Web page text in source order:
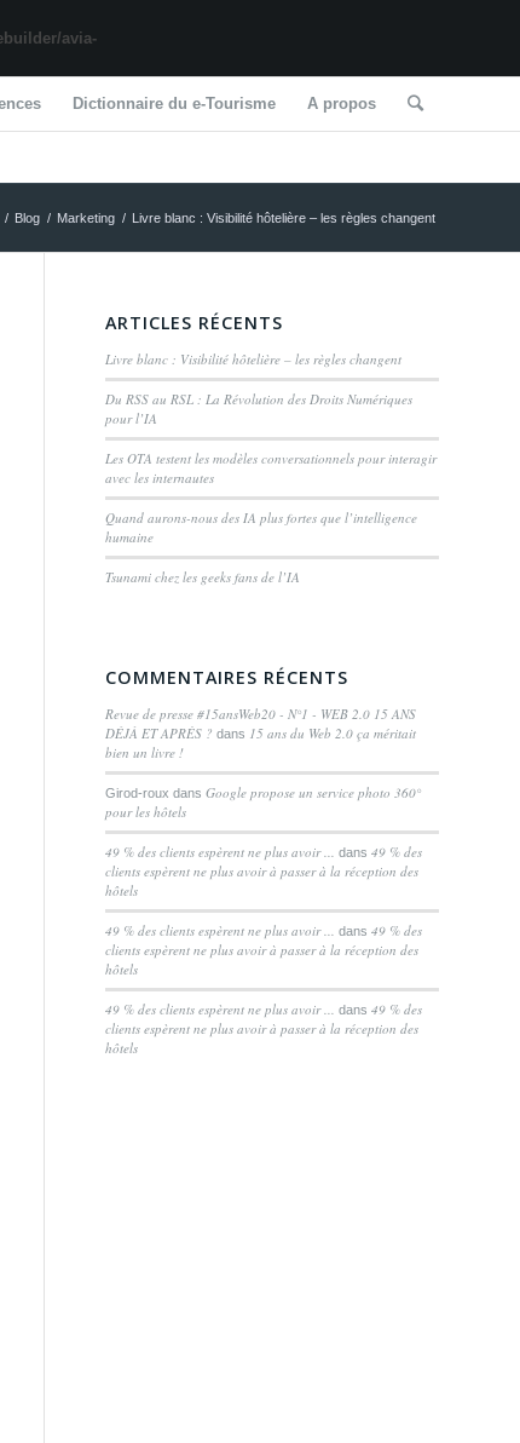
avia-
Dictionnaire du e-Tourisme A propos
/ Blog / Marketing / Livre blanc : Visibilité hôtelière – les règles changent
ARTICLES RÉCENTS
Livre blanc : Visibilité hôtelière – les règles changent
Du RSS au RSL : La Révolution des Droits Numériques
pour l’IA
Les OTA testent les modèles conversationnels pour interagir
avec les internautes
Quand aurons-nous des IA plus fortes que l’intelligence
humaine
Tsunami chez les geeks fans de l’IA
COMMENTAIRES RÉCENTS
Revue de presse #15ansWeb20 - N°1 - WEB 2.0 15 ANS
DÉJÀ ET APRÈS ? dans 15 ans du Web 2.0 ça méritait
bien un livre !
Girod-roux dansGoogle propose un service photo 360°
pour les hôtels
49 % des clients espèrent ne plus avoir ... dans49 % des
clients espèrent ne plus avoir à passer à la réception des
hôtels
49 % des clients espèrent ne plus avoir ... dans49 % des
clients espèrent ne plus avoir à passer à la réception des
hôtels
49 % des clients espèrent ne plus avoir ... dans49 % des
clients espèrent ne plus avoir à passer à la réception des
hôtels